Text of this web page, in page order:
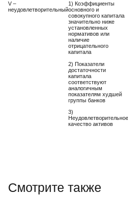
V –
неудовлетворительный
1) Коэффициенты
основного и
совокупного капитала
значительно ниже
установленных
нормативов или
наличие
отрицательного
капитала
2) Показатели
достаточности
капитала
соответствуют
аналогичным
показателям худшей
группы банков
3)
Неудовлетворительное
качество активов
Смотрите также